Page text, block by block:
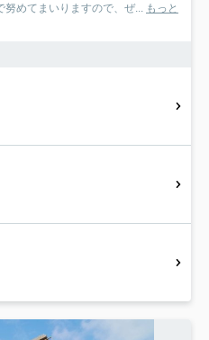
努めてまいりますので、ぜ... もっと